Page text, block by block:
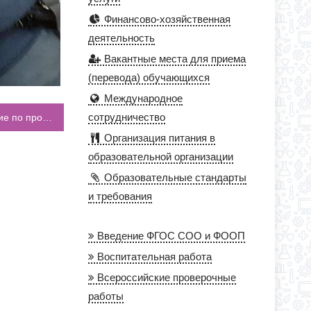
Ученики нашей школы посетили мероприятие по профориентации
Финансово-хозяйственная
деятельность
Вакантные места для приема
(перевода) обучающихся
Международное
сотрудничество
Организация питания в
образовательной организации
Образовательные стандарты
и требования
Введение ФГОС СОО и ФООП
Воспитательная работа
Всероссийские проверочные
работы